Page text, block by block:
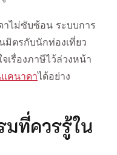
าไม่ซับซ้อน ระบบการ
มิตรกับนักท่องเที่ยว
เรื่องภาษีไว้ล่วงหน้า
แคนาดาได้อย่าง
ที่ควรรู้ใน